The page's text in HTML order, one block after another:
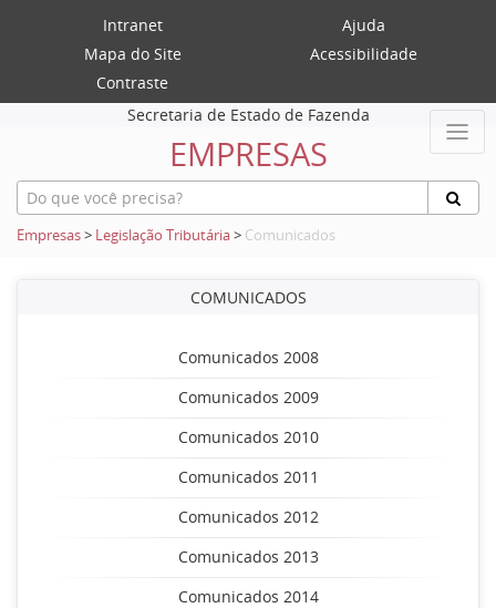
Intranet
Ajuda
Mapa do Site
Acessibilidade
Contraste
Secretaria de Estado de Fazenda
EMPRESAS
Empresas> Legislação Tributária> Comunicados
COMUNICADOS
Comunicados 2008
Comunicados 2009
Comunicados 2010
Comunicados 2011
Comunicados 2012
Comunicados 2013
Comunicados 2014